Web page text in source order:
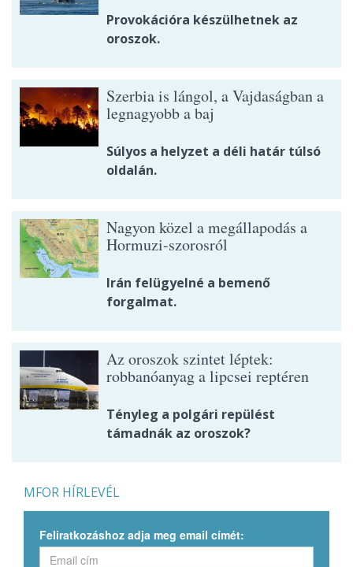
Provokációra készülhetnek az
oroszok.
Szerbia is lángol, a Vajdaságban a
legnagyobb a baj
Súlyos a helyzet a déli határ túlsó
oldalán.
Nagyon közel a megállapodás a
Hormuzi-szorosról
Irán felügyelné a bemenő
forgalmat.
Az oroszok szintet léptek:
robbanóanyag a lipcsei reptéren
Tényleg a polgári repülést
támadnák az oroszok?
MFOR HÍRLEVÉL
Feliratkozáshoz adja meg email címét: